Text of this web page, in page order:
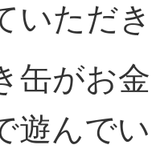
いただ
缶がお
遊んで